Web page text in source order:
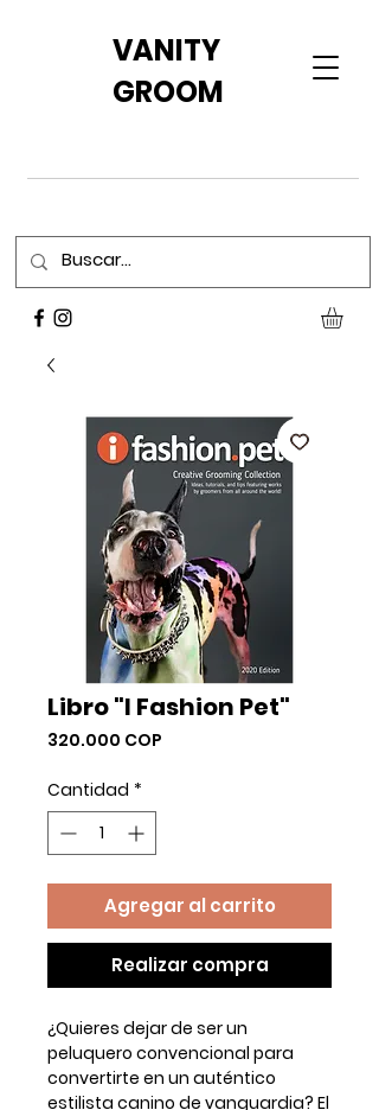
VANITY
GROOM
Libro "I Fashion Pet"
320.000 COP
Cantidad *
Agregar al carrito
Realizar compra
¿Quieres dejar de ser un
peluquero convencional para
convertirte en un auténtico
estilista canino de vanguardia? El